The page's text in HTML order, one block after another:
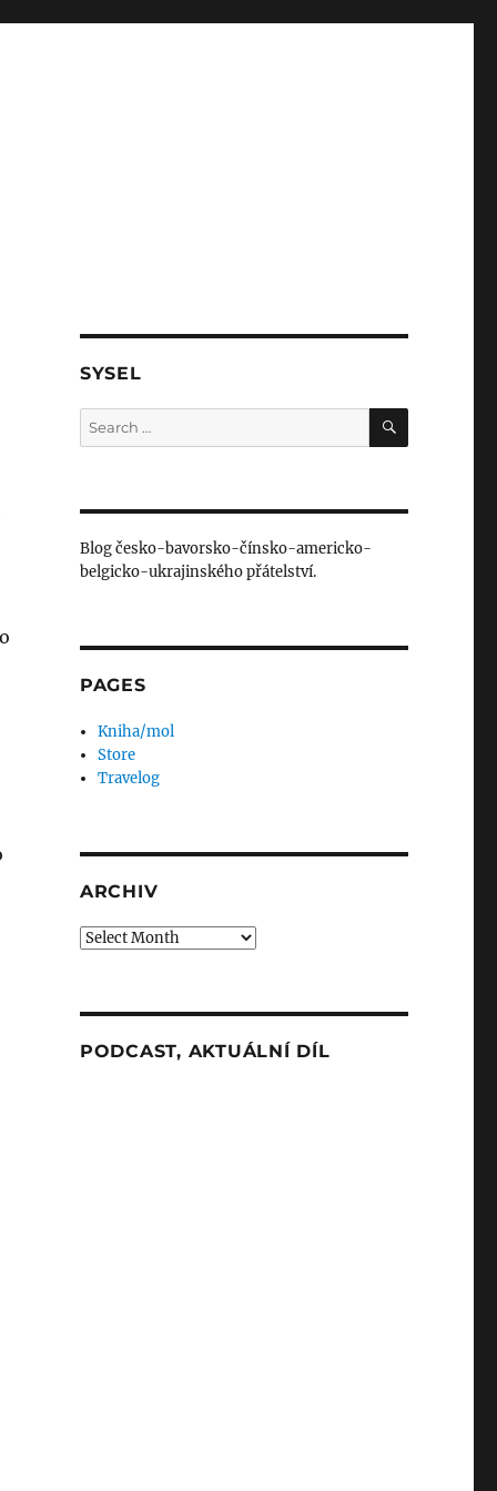
SYSEL
Search
for:
SEARCH
Blog česko-bavorsko-čínsko-americko-
belgicko-ukrajinského přátelství.
PAGES
Kniha/mol
Store
Travelog
ARCHIV
Archiv
PODCAST, AKTUÁLNÍ DÍL